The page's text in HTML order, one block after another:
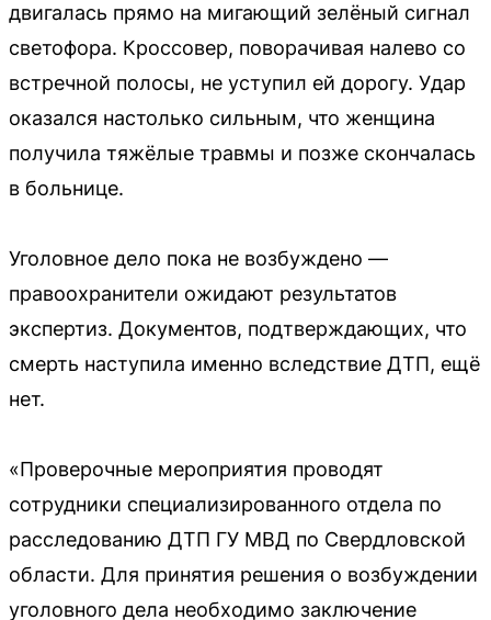
двигалась прямо на мигающий зелёный сигнал
светофора. Кроссовер, поворачивая налево со
встречной полосы, не уступил ей дорогу. Удар
оказался настолько сильным, что женщина
получила тяжёлые травмы и позже скончалась
в больнице.
Уголовное дело пока не возбуждено —
правоохранители ожидают результатов
экспертиз. Документов, подтверждающих, что
смерть наступила именно вследствие ДТП, ещё
нет.
«Проверочные мероприятия проводят
сотрудники специализированного отдела по
расследованию ДТП ГУ МВД по Свердловской
области. Для принятия решения о возбуждении
уголовного дела необходимо заключение